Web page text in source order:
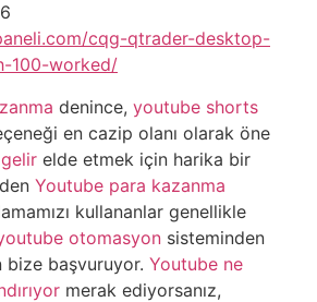
cqg-qtrader-desktop-
100-worked/
denince,youtube shorts
en cazip olanı olarak öne
elde etmek için harika bir
Youtube para kazanma
kullananlar genellikle
otomasyon sisteminden
bize başvuruyor.Youtube ne
merak ediyorsanız,